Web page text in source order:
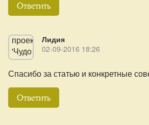
Ответить
Лидия
02-09-2016 18:26
Спасибо за статью и конкретные
Ответить